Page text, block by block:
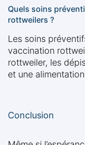
Quels soins
rottweilers ?
Les soins
vaccination
rottweiler, les
et une
Conclusion